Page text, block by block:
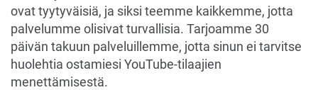
ovat tyytyväisiä, ja siksi teemme kaikkemme, jotta
palvelumme olisivat turvallisia. Tarjoamme 30
päivän takuun palveluillemme, jotta sinun ei tarvitse
huolehtia ostamiesi YouTube-tilaajien
menettämisestä.